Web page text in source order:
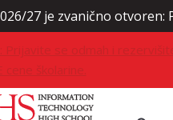
zvanično otvoren:
Prijavite se odmah i
cene školarine.